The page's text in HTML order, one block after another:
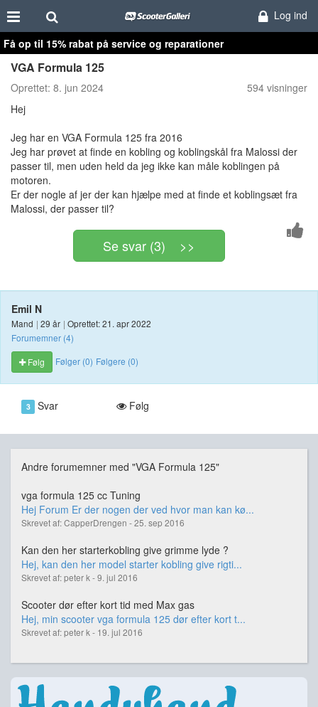
Log ind
Få op til 15% rabat på service og reparationer
VGA Formula 125
Oprettet: 8. jun 2024
594 visninger
Hej
Jeg har en VGA Formula 125 fra 2016
Jeg har prøvet at finde en kobling og koblingskål fra Malossi der
passer til, men uden held da jeg ikke kan måle koblingen på
motoren.
Er der nogle af jer der kan hjælpe med at finde et koblingsæt fra
Malossi, der passer til?
Se svar (3) >>
Emil N
Mand | 29 år | Oprettet: 21. apr 2022
Forumemner (4)
Følg
Følger (0) Følgere (0)
3 Svar Følg
Andre forumemner med "VGA Formula 125"
vga formula 125 cc Tuning
Hej Forum Er der nogen der ved hvor man kan kø...
Skrevet af: CapperDrengen - 25. sep 2016
Kan den her starterkobling give grimme lyde ?
Hej, kan den her model starter kobling give rigti...
Skrevet af: peter k - 9. jul 2016
Scooter dør efter kort tid med Max gas
Hej, min scooter vga formula 125 dør efter kort t...
Skrevet af: peter k - 19. jul 2016